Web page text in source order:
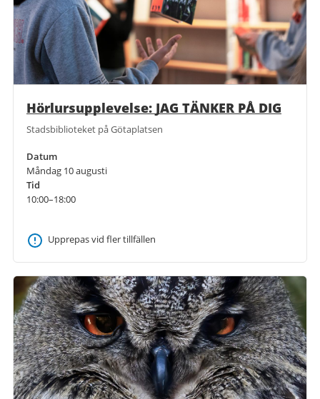
Hörlursupplevelse: JAG TÄNKER PÅ DIG
Stadsbiblioteket på Götaplatsen
Datum
Måndag 10 augusti
Tid
10:00–18:00
Upprepas vid fler tillfällen